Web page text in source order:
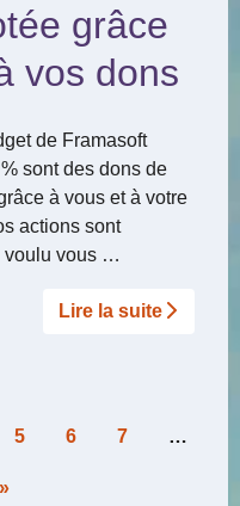
grâce
vos dons
de Framasoft
sont des dons de
à vous et à votre
actions sont
voulu vous …
Lire la suite­­
5 6 7 …
»